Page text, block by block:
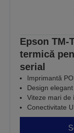
Epson TM-
termică
serial
Imprimantă
Design
Viteze mari de
Conectivitate